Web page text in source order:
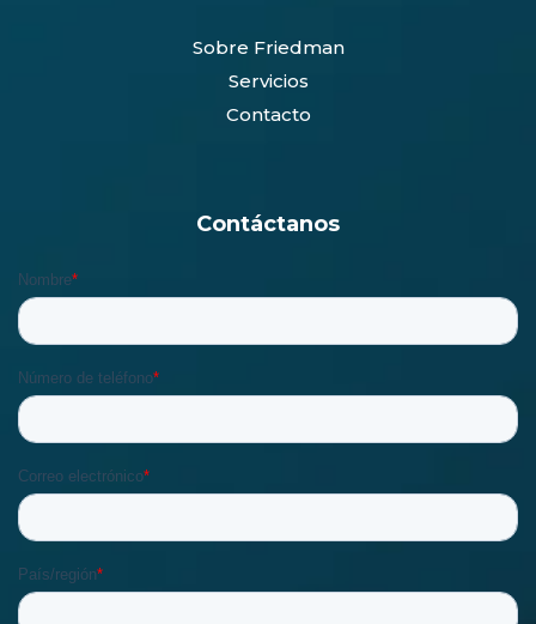
Sobre Friedman
Servicios
Contacto
Contáctanos